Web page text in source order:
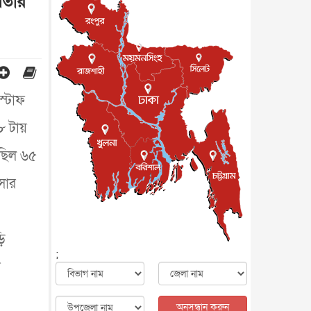
টায়
৬৫
ব্...
বিদেশি সংবাদমাধ্যমের জন্য নতুন
বিধি-নিষেধ পাকিস্তানের
আন্তর্জাতিক ৫ আগস্ট, ২০২৬
যুক্তরাজ্যের চেভেনিং স্কলারশিপের
আবেদন শুরু
আন্তর্জাতিক ৫ আগস্ট, ২০২৬
পদত্যাগ করেছেন কেপ ভার্দের
কোচ, নতুন ঠিকানা মরক্কো
খেলাধুলা ৫ আগস্ট, ২০২৬
মাত্র ৬ দিনেই ১ বিলিয়ন ডলারের
ক্লাবে ‘স্পাইডার-ম্যান : ব্র্য...
৫ আগস্ট, ২০২৬
দেশের কারিগরি ও ক্রীড়া শিক্ষায়
জাতীয় ৪ আগস্ট, ২০২৬
নির্দেশনা
;
অনুসন্ধান করুন